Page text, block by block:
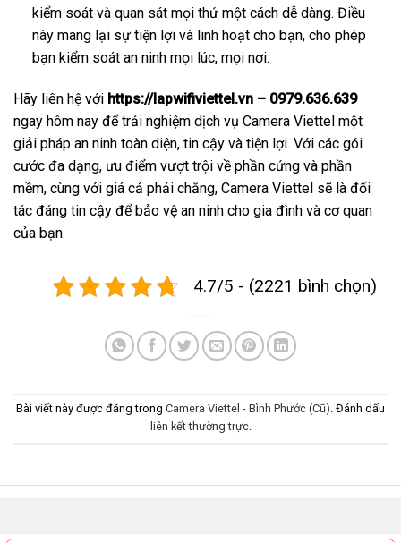
kiểm soát và quan sát mọi thứ một cách dễ dàng. Điều
này mang lại sự tiện lợi và linh hoạt cho bạn, cho phép
bạn kiểm soát an ninh mọi lúc, mọi nơi.
Hãy liên hệ với https://lapwifiviettel.vn – 0979.636.639
ngay hôm nay để trải nghiệm dịch vụ Camera Viettel một
giải pháp an ninh toàn diện, tin cậy và tiện lợi. Với các gói
cước đa dạng, ưu điểm vượt trội về phần cứng và phần
mềm, cùng với giá cả phải chăng, Camera Viettel sẽ là đối
tác đáng tin cậy để bảo vệ an ninh cho gia đình và cơ quan
của bạn.
4.7/5 - (2221 bình chọn)
Bài viết này được đăng trong Camera Viettel - Bình Phước (Cũ). Đánh dấu
liên kết thường trực.